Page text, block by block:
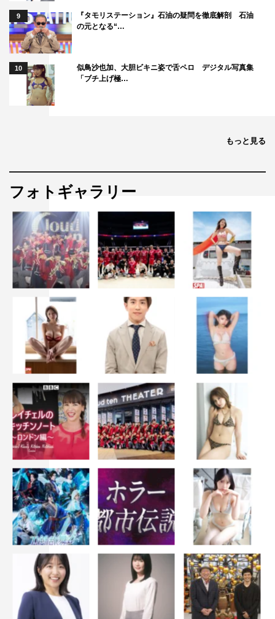
9
『タモリステーション』石油の疑問を徹底解剖 石油
の元となる“…
10
似鳥沙也加、大胆ビキニ姿で舌ペロ デジタル写真集
「ブチ上げ極…
もっと見る
フォトギャラリー